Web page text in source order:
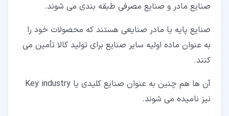
صنایع مادر و صنایع مصرفی طبقه بندی می شوند.
صنایع پایه یا مادر صنایعی هستند که محصولات خود را
به عنوان ماده اولیه سایر صنایع برای تولید کالا تأمین می
کنند.
آن ها هم چنین به عنوان صنایع کلیدی یا Key industry
نیز نامیده می شوند.